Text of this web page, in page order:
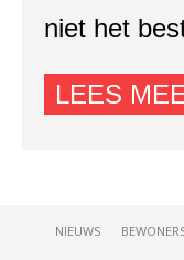
niet het
LEES
NIEUWS